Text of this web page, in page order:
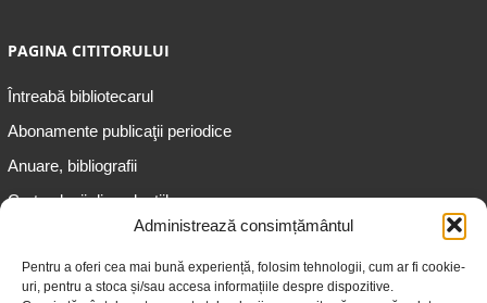
Administrează consimțământul
Pentru a oferi cea mai bună experiență, folosim tehnologii, cum ar fi cookie-
uri, pentru a stoca și/sau accesa informațiile despre dispozitive.
PAGINA CITITORULUI
Întreabă bibliotecarul
Abonamente publicaţii periodice
Anuare, bibliografii
Cartea lunii din colecțiile
Informații pentru adolescenți